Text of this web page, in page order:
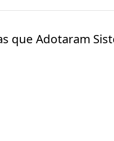
que Adotaram